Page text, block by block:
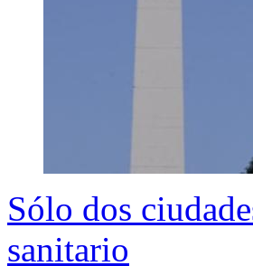
Sólo dos
sanitario